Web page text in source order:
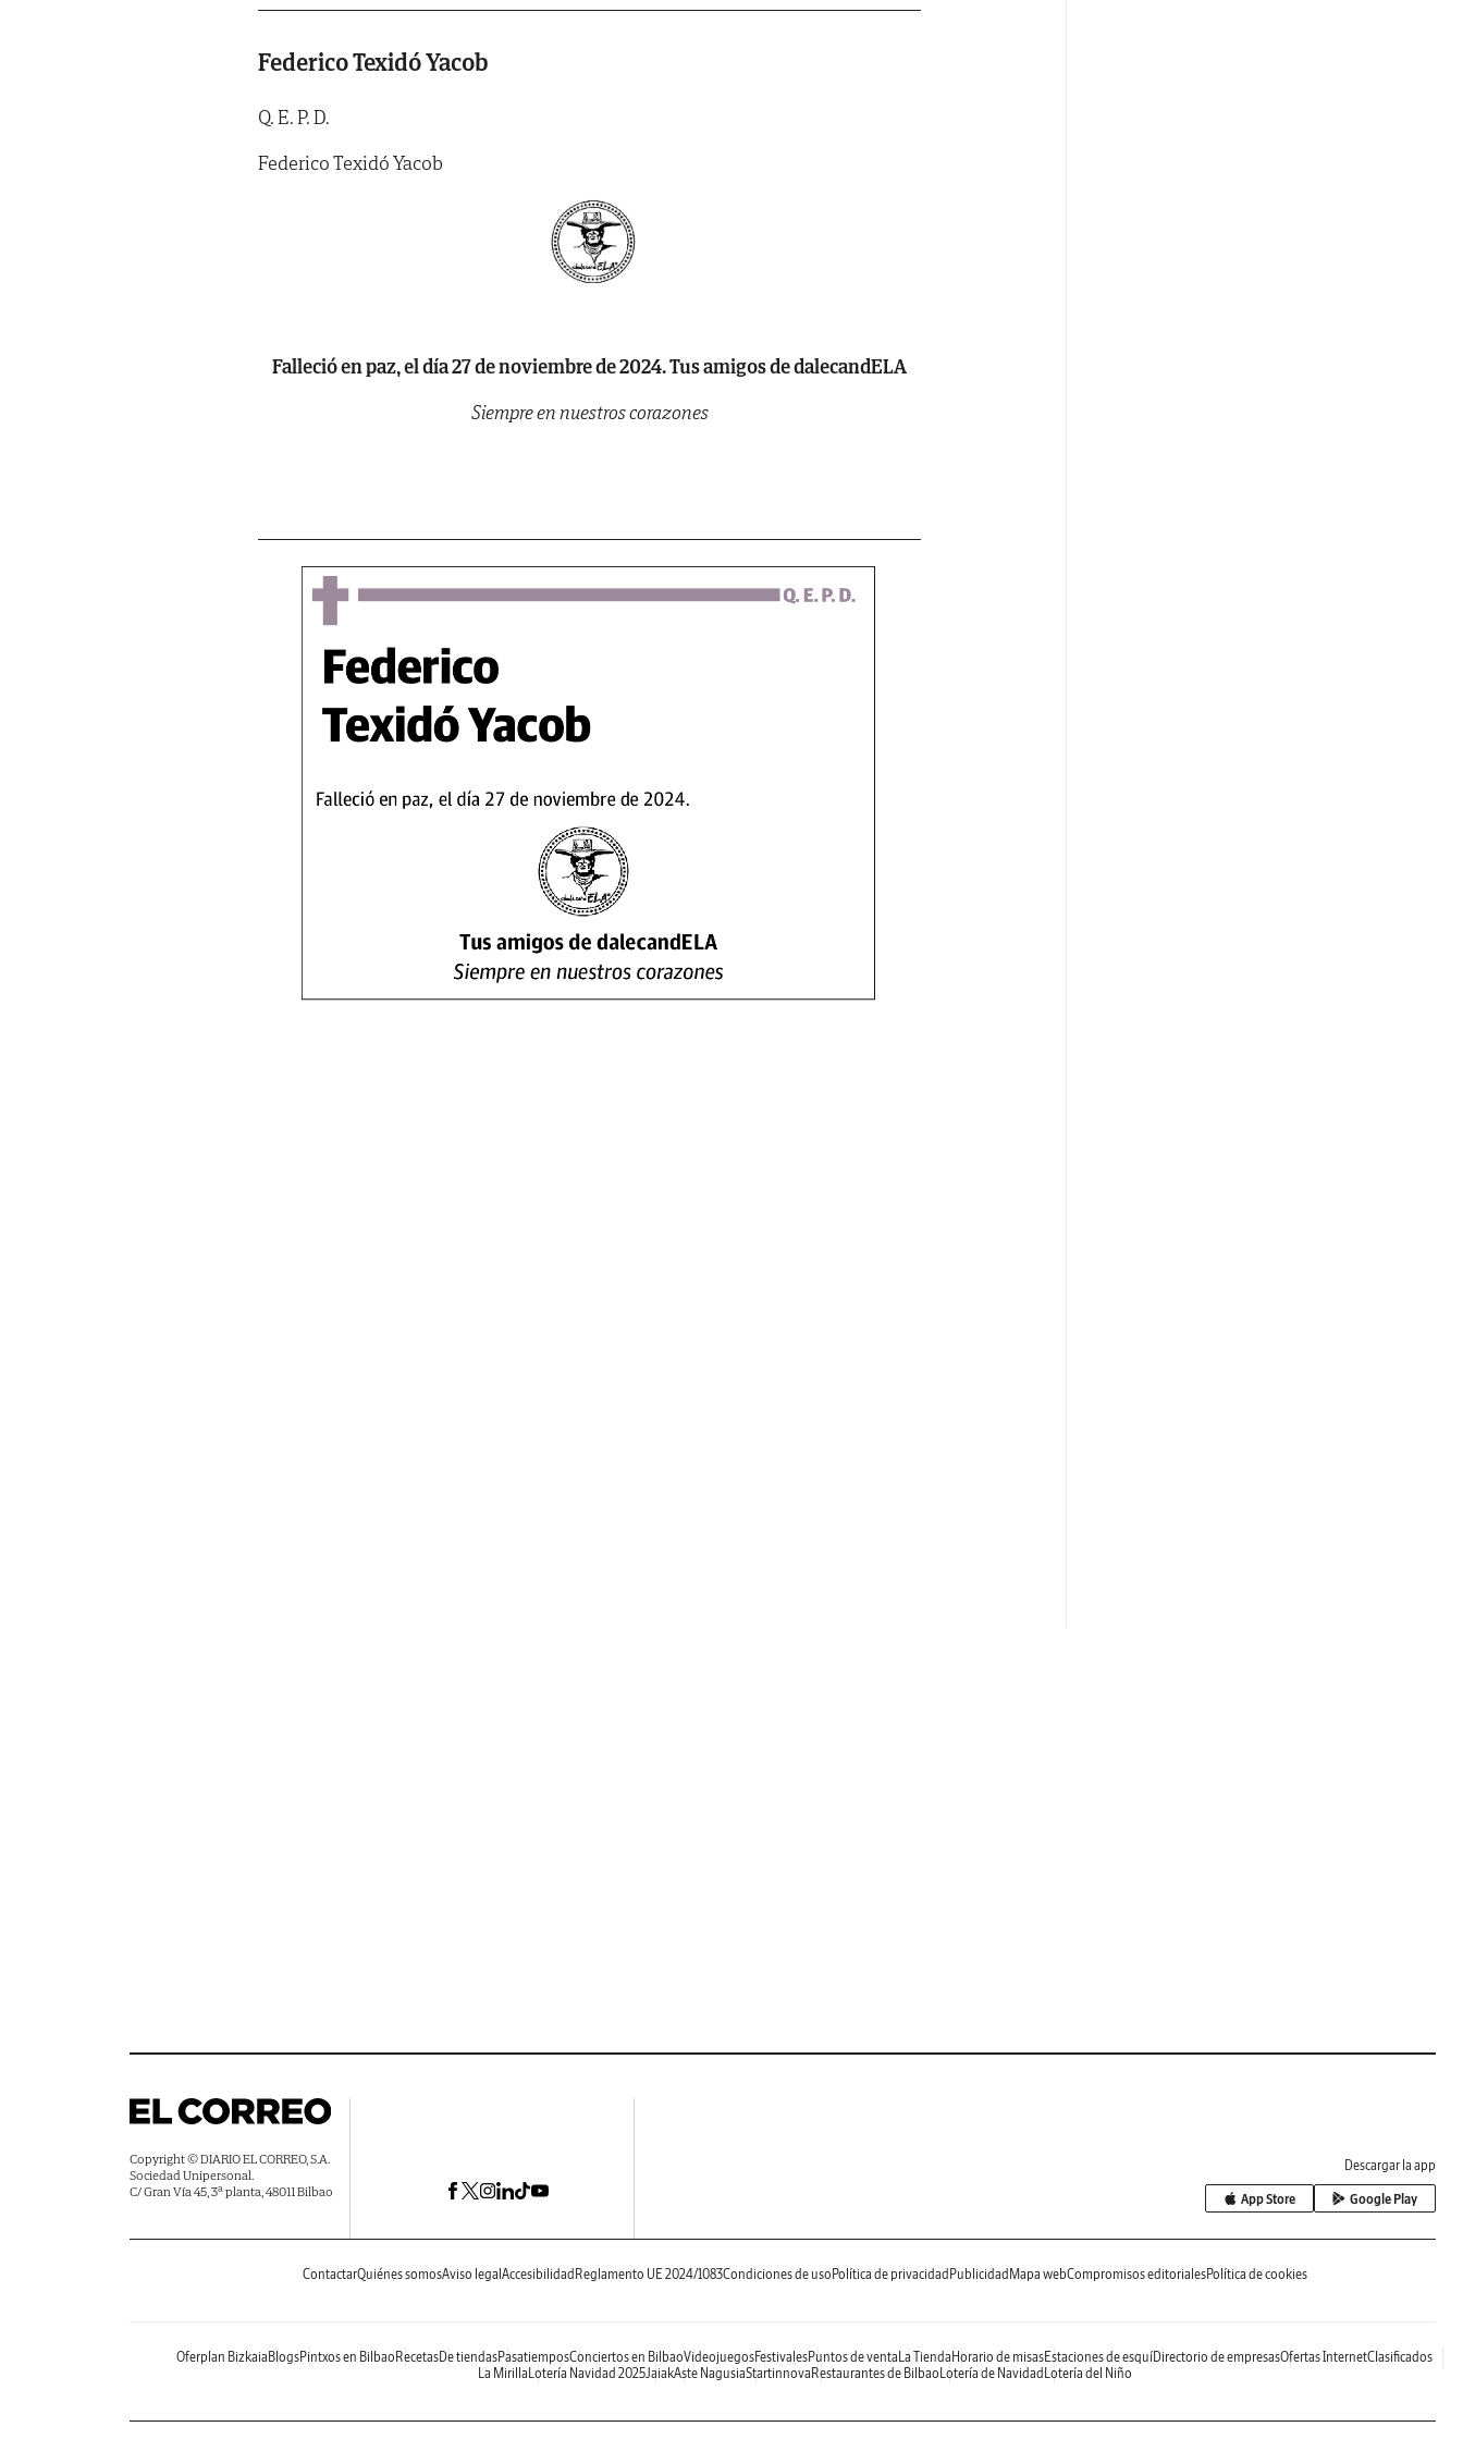
Federico Texidó Yacob
Q. E. P. D.
Federico Texidó Yacob
Falleció en paz, el día 27 de noviembre de 2024. Tus amigos de dalecandELA
Siempre en nuestros corazones
Copyright © DIARIO EL CORREO, S.A.
Sociedad Unipersonal.
C/ Gran Vía 45, 3ª planta, 48011 Bilbao
Descargar la app
App Store Google Play
ContactarQuiénes somosAviso legal Accesibilidad Reglamento UE 2024/1083Condiciones de uso Política de privacidad Publicidad Mapa webCompromisos editorialesPolítica de cookies
Oferplan Bizkaia BlogsPintxos en Bilbao RecetasDe tiendasPasatiemposConciertos en BilbaoVideojuegosFestivalesPuntos de venta La Tienda Horario de misasEstaciones de esquíDirectorio de empresasOfertas InternetClasificados
La Mirilla Lotería Navidad 2025JaiakAste NagusiaStartinnova Restaurantes de Bilbao Lotería de Navidad Lotería del Niño